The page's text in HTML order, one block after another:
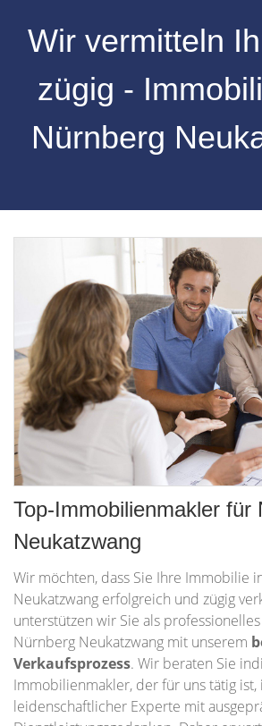
Wir vermitteln
zügig -
Nürnberg
Top-Immobilienmakler für
Neukatzwang
Wir möchten, dass Sie Ihre Immobilie
Neukatzwang erfolgreich und zügig
unterstützen wir Sie als
Nürnberg Neukatzwang mit unserem
Verkaufsprozess. Wir beraten Sie
Immobilienmakler, der für uns tätig ist,
leidenschaftlicher Experte mit